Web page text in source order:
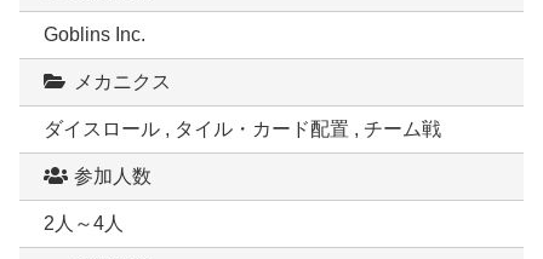
Goblins Inc.
メカニクス
ダイスロール , タイル・カード配置 , チーム戦
参加人数
2人～4人